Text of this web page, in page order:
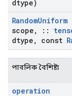
dtype)
RandomUniform
scope , ::
dtype , const
পাবলিক বৈশিষ্ট্য
operation